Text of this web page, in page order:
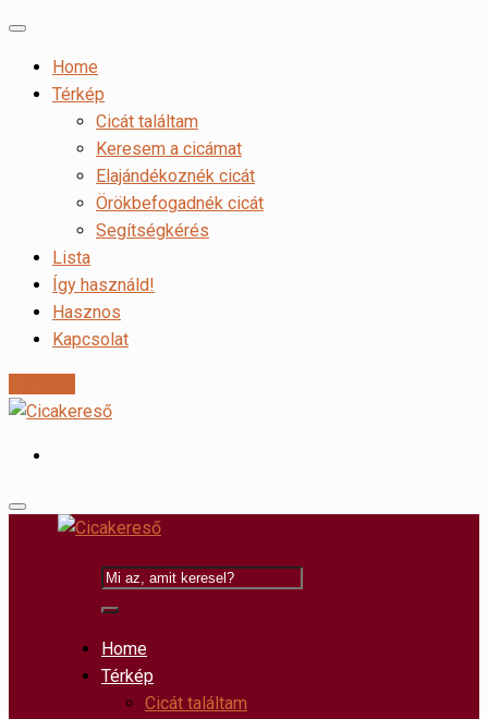
Home
Térkép
Cicát találtam
Keresem a cicámat
Elajándékoznék cicát
Örökbefogadnék cicát
Segítségkérés
Lista
Így használd!
Hasznos
Kapcsolat
Home
Térkép
Cicát találtam